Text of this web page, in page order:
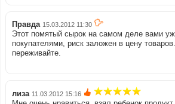
Правда 15.03.2012 11:30
Этот помятый сырок на самом деле вами
покупателями, риск заложен в цену
переживайте.
лиза 11.03.2012 15:16